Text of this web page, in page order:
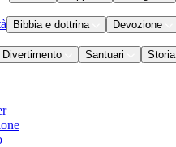
Bibbia e dottrina Devozione
Divertimento Santuari Storia